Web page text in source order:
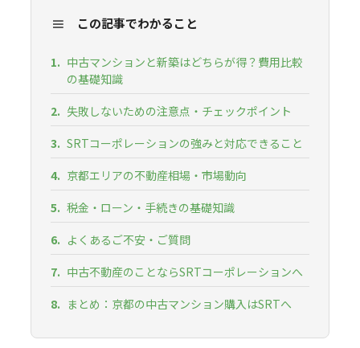
≡ この記事でわかること
中古マンションと新築はどちらが得？費用比較
の基礎知識
失敗しないための注意点・チェックポイント
SRTコーポレーションの強みと対応できること
京都エリアの不動産相場・市場動向
税金・ローン・手続きの基礎知識
よくあるご不安・ご質問
中古不動産のことならSRTコーポレーションへ
まとめ：京都の中古マンション購入はSRTへ